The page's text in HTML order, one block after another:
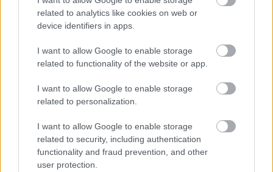
related to analytics like cookies on web or
device identifiers in apps.
I want to allow Google to enable storage
related to functionality of the website or app.
I want to allow Google to enable storage
related to personalization.
I want to allow Google to enable storage
related to security, including authentication
functionality and fraud prevention, and other
user protection.